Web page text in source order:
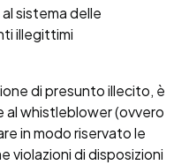
sistema delle
illegittimi
di presunto illecito, è
whistleblower (ovvero
in modo riservato le
violazioni di disposizioni